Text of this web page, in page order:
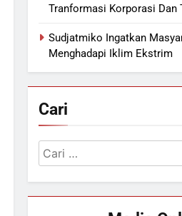
Tranformasi Korporasi Dan
Sudjatmiko Ingatkan
Menghadapi Iklim Ekstrim
Cari
Cari
untuk: